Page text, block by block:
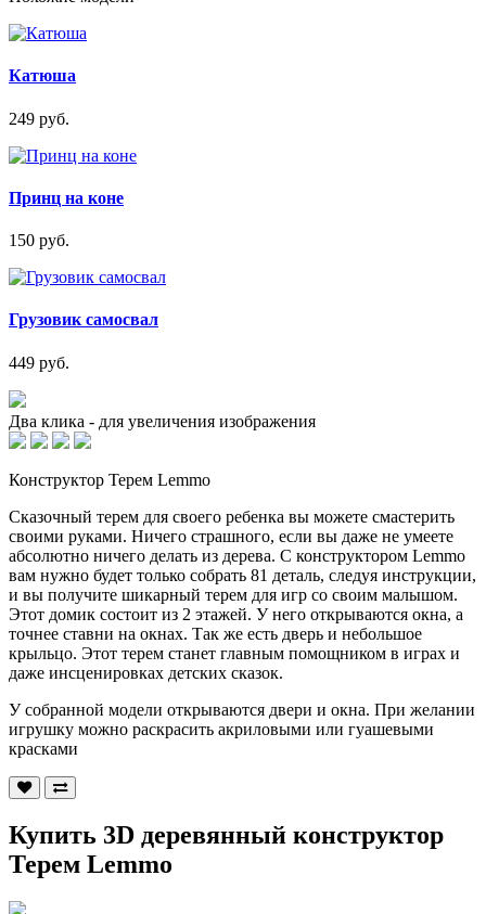
Катюша
249 руб.
Принц на коне
150 руб.
Грузовик самосвал
449 руб.
Два клика - для увеличения изображения
Конструктор Терем Lemmo
Сказочный терем для своего ребенка вы можете смастерить
своими руками. Ничего страшного, если вы даже не умеете
абсолютно ничего делать из дерева. С конструктором Lemmo
вам нужно будет только собрать 81 деталь, следуя инструкции,
и вы получите шикарный терем для игр со своим малышом.
Этот домик состоит из 2 этажей. У него открываются окна, а
точнее ставни на окнах. Так же есть дверь и небольшое
крыльцо. Этот терем станет главным помощником в играх и
даже инсценировках детских сказок.
У собранной модели открываются двери и окна. При желании
игрушку можно раскрасить акриловыми или гуашевыми
красками
Купить 3D деревянный конструктор
Терем Lemmo